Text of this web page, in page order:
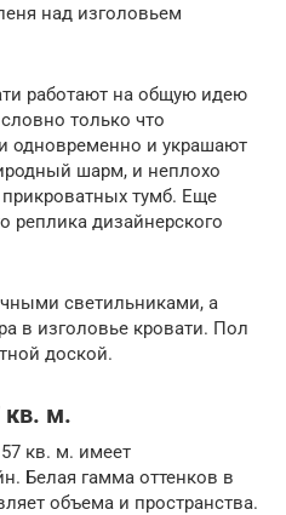
над изголовьем
работают на общую идею
только что
одновременно и украшают
шарм, и неплохо
тумб. Еще
реплика дизайнерского
светильниками, а
в изголовье кровати. Пол
доской.
кв. м.
кв. м. имеет
Белая гамма оттенков в
объема и пространства.